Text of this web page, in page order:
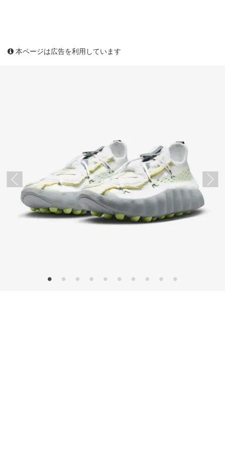
本ページは広告を利用しています